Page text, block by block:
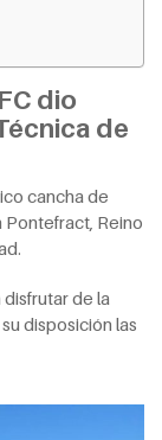
dio
de
cancha de
Pontefract, Reino
de la
disposición las